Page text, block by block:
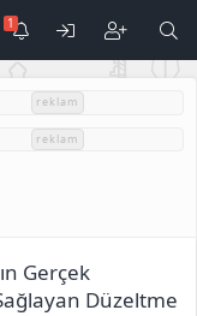
reklam
reklam
Gerçek
Düzeltme